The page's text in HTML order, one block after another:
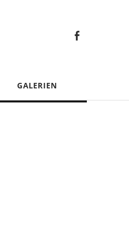
GALERIEN